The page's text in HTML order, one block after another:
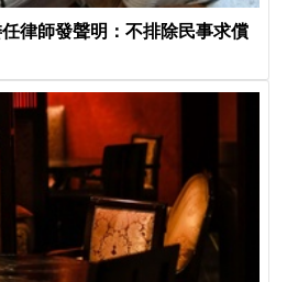
律師發聲明：不排除民事求償